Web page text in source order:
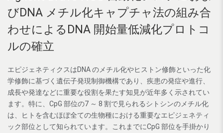
びDNA メチル化キャプチャ法の組み合
わせによるDNA 開始量低減化プロトコ
ルの確立
エピジェネティクスはDNA のメチル化やヒストン修飾といった化
学修飾に基づく遺伝子発現制御機構であり、疾患の発症や進行、
成長や発達などに重要な役割を果たす知見が近年多く示されてい
ます。特に、CpG 部位の7 ～ 8 割で見られるシトシンのメチル化
は、ヒトを含むほぼ全ての生物種における重要なエピジェネティ
ック部位として知られています。これまでにCpG 部位を手掛かり